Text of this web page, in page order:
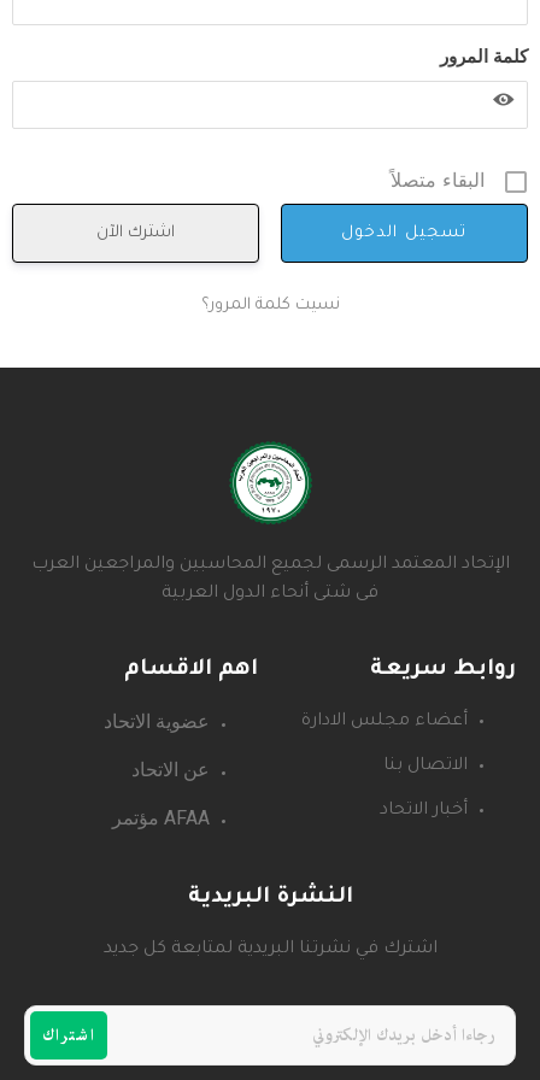
كلمة المرور
البقاء متصلاً
اشترك الآن
نسيت كلمة المرور؟
الإتحاد المعتمد الرسمى لجميع المحاسبين والمراجعين العرب
فى شتى أنحاء الدول العربية
روابط سريعة
أعضاء مجلس الادارة
الاتصال بنا
أخبار الاتحاد
اهم الاقسام
عضوية الاتحاد
عن الاتحاد
AFAA مؤتمر
النشرة البريدية
اشترك في نشرتنا البريدية لمتابعة كل جديد
اشتراك